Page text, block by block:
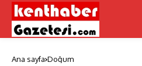
Ana sayfa Doğum